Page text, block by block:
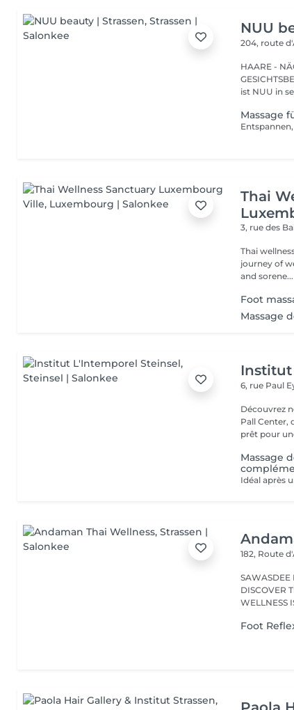
NUU
204, route
HAARE -
ist NUU in
Massage
Thai
3, rue des
Thai
journey of well-being. Benefit is its
and sorene...
Foot
Massage
Institut
6, rue Paul
Découvrez
Pall Center,
prêt pour
Massage
182, Route
SAWASDEE
DISCOVER
WELLNESS
Foot